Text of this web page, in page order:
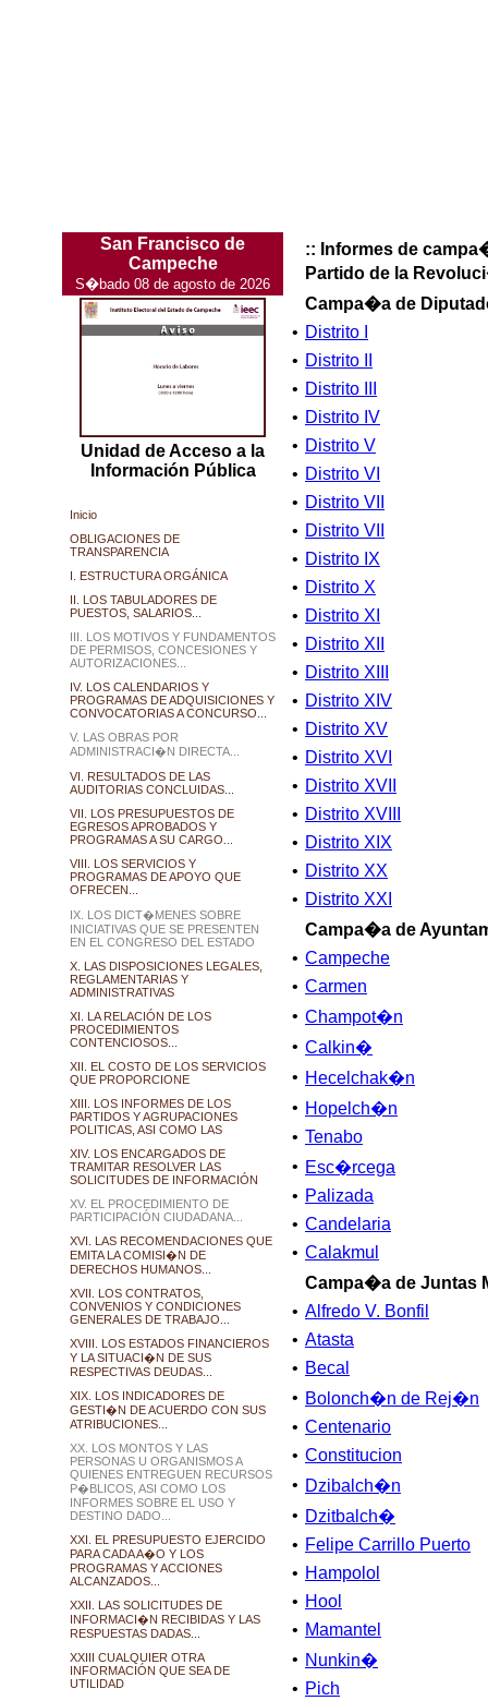
San Francisco de
Campeche
S�bado 08 de agosto de 2026
Unidad de Acceso a la
Información Pública
Inicio
OBLIGACIONES DE
TRANSPARENCIA
I. ESTRUCTURA ORGÁNICA
II. LOS TABULADORES DE
PUESTOS, SALARIOS...
III. LOS MOTIVOS Y FUNDAMENTOS
DE PERMISOS, CONCESIONES Y
AUTORIZACIONES...
IV. LOS CALENDARIOS Y
PROGRAMAS DE ADQUISICIONES Y
CONVOCATORIAS A CONCURSO...
V. LAS OBRAS POR
ADMINISTRACI�N DIRECTA...
VI. RESULTADOS DE LAS
AUDITORIAS CONCLUIDAS...
VII. LOS PRESUPUESTOS DE
EGRESOS APROBADOS Y
PROGRAMAS A SU CARGO...
VIII. LOS SERVICIOS Y
PROGRAMAS DE APOYO QUE
OFRECEN...
IX. LOS DICT�MENES SOBRE
INICIATIVAS QUE SE PRESENTEN
EN EL CONGRESO DEL ESTADO
X. LAS DISPOSICIONES LEGALES,
REGLAMENTARIAS Y
ADMINISTRATIVAS
XI. LA RELACIÓN DE LOS
PROCEDIMIENTOS
CONTENCIOSOS...
XII. EL COSTO DE LOS SERVICIOS
QUE PROPORCIONE
XIII. LOS INFORMES DE LOS
PARTIDOS Y AGRUPACIONES
POLITICAS, ASI COMO LAS
XIV. LOS ENCARGADOS DE
TRAMITAR RESOLVER LAS
SOLICITUDES DE INFORMACIÓN
XV. EL PROCEDIMIENTO DE
PARTICIPACIÓN CIUDADANA...
XVI. LAS RECOMENDACIONES QUE
EMITA LA COMISI�N DE
DERECHOS HUMANOS...
XVII. LOS CONTRATOS,
CONVENIOS Y CONDICIONES
GENERALES DE TRABAJO...
XVIII. LOS ESTADOS FINANCIEROS
Y LA SITUACI�N DE SUS
RESPECTIVAS DEUDAS...
XIX. LOS INDICADORES DE
GESTI�N DE ACUERDO CON SUS
ATRIBUCIONES...
XX. LOS MONTOS Y LAS
PERSONAS U ORGANISMOS A
QUIENES ENTREGUEN RECURSOS
P�BLICOS, ASI COMO LOS
INFORMES SOBRE EL USO Y
DESTINO DADO...
XXI. EL PRESUPUESTO EJERCIDO
PARA CADA A�O Y LOS
PROGRAMAS Y ACCIONES
ALCANZADOS...
XXII. LAS SOLICITUDES DE
INFORMACI�N RECIBIDAS Y LAS
RESPUESTAS DADAS...
XXIII CUALQUIER OTRA
INFORMACIÓN QUE SEA DE
UTILIDAD
:: Informes de
Partido de la
Campa�a de
• Distrito I
• Distrito II
• Distrito III
• Distrito IV
• Distrito V
• Distrito VI
• Distrito VII
• Distrito VII
• Distrito IX
• Distrito X
• Distrito XI
• Distrito XII
• Distrito XIII
• Distrito XIV
• Distrito XV
• Distrito XVI
• Distrito XVII
• Distrito XVIII
• Distrito XIX
• Distrito XX
• Distrito XXI
Campa�a de
• Campeche
• Carmen
• Champot�n
• Calkin�
• Hecelchak�n
• Hopelch�n
• Tenabo
• Esc�rcega
• Palizada
• Candelaria
• Calakmul
Campa�a de Juntas
• Alfredo V. Bonfil
• Atasta
• Becal
• Bolonch�n de Rej�n
• Centenario
• Constitucion
• Dzibalch�n
• Dzitbalch�
• Felipe Carrillo Puerto
• Hampolol
• Hool
• Mamantel
• Nunkin�
• Pich